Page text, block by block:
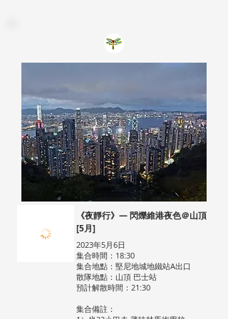
《夜靜行》— 閃爍維港夜色＠山頂
[5月]
2023年5月6日
集合時間：18:30
集合地點：堅尼地城地鐵站A出口
散隊地點：山頂 巴士站
預計解散時間：21:30
集合備註：